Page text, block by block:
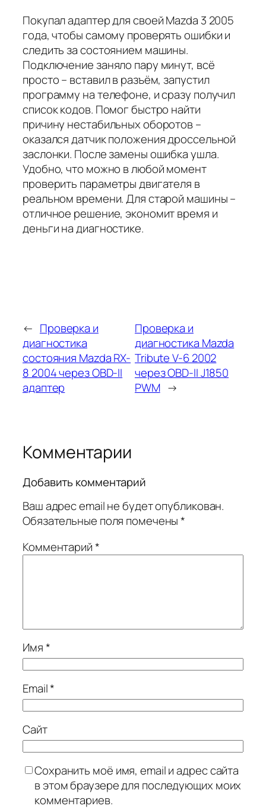
Покупал адаптер для своей Mazda 3 2005
года, чтобы самому проверять ошибки и
следить за состоянием машины.
Подключение заняло пару минут, всё
просто – вставил в разъём, запустил
программу на телефоне, и сразу получил
список кодов. Помог быстро найти
причину нестабильных оборотов –
оказался датчик положения дроссельной
заслонки. После замены ошибка ушла.
Удобно, что можно в любой момент
проверить параметры двигателя в
реальном времени. Для старой машины –
отличное решение, экономит время и
деньги на диагностике.
← Проверка и
диагностика
состояния Mazda RX-
8 2004 через OBD-II
адаптер
Проверка и
диагностика Mazda
Tribute V-6 2002
через OBD-II J1850
PWM →
Комментарии
Добавить комментарий
Ваш адрес email не будет опубликован.
Обязательные поля помечены*
Комментарий*
Имя*
Email*
Сайт
Сохранить моё имя, email и адрес сайта
в этом браузере для последующих моих
комментариев.